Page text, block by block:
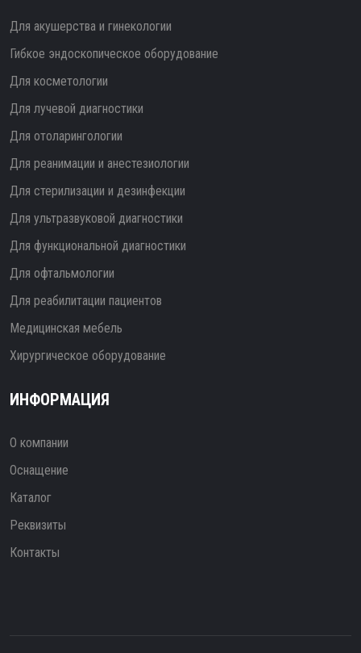
Для акушерства и гинекологии
Гибкое эндоскопическое оборудование
Для косметологии
Для лучевой диагностики
Для отоларингологии
Для реанимации и анестезиологии
Для стерилизации и дезинфекции
Для ультразвуковой диагностики
Для функциональной диагностики
Для офтальмологии
Для реабилитации пациентов
Медицинская мебель
Хирургическое оборудование
ИНФОРМАЦИЯ
О компании
Оснащение
Каталог
Реквизиты
Контакты